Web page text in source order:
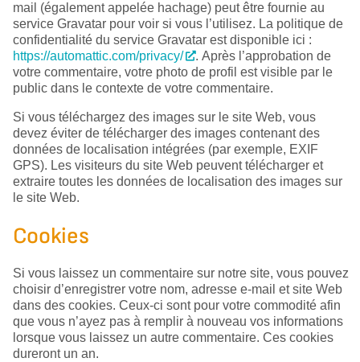
mail (également appelée hachage) peut être fournie au
service Gravatar pour voir si vous l’utilisez. La politique de
confidentialité du service Gravatar est disponible ici :
https://automattic.com/privacy/
. Après l’approbation de
votre commentaire, votre photo de profil est visible par le
public dans le contexte de votre commentaire.
Si vous téléchargez des images sur le site Web, vous
devez éviter de télécharger des images contenant des
données de localisation intégrées (par exemple, EXIF
GPS). Les visiteurs du site Web peuvent télécharger et
extraire toutes les données de localisation des images sur
le site Web.
Cookies
Si vous laissez un commentaire sur notre site, vous pouvez
choisir d’enregistrer votre nom, adresse e-mail et site Web
dans des cookies. Ceux-ci sont pour votre commodité afin
que vous n’ayez pas à remplir à nouveau vos informations
lorsque vous laissez un autre commentaire. Ces cookies
dureront un an.